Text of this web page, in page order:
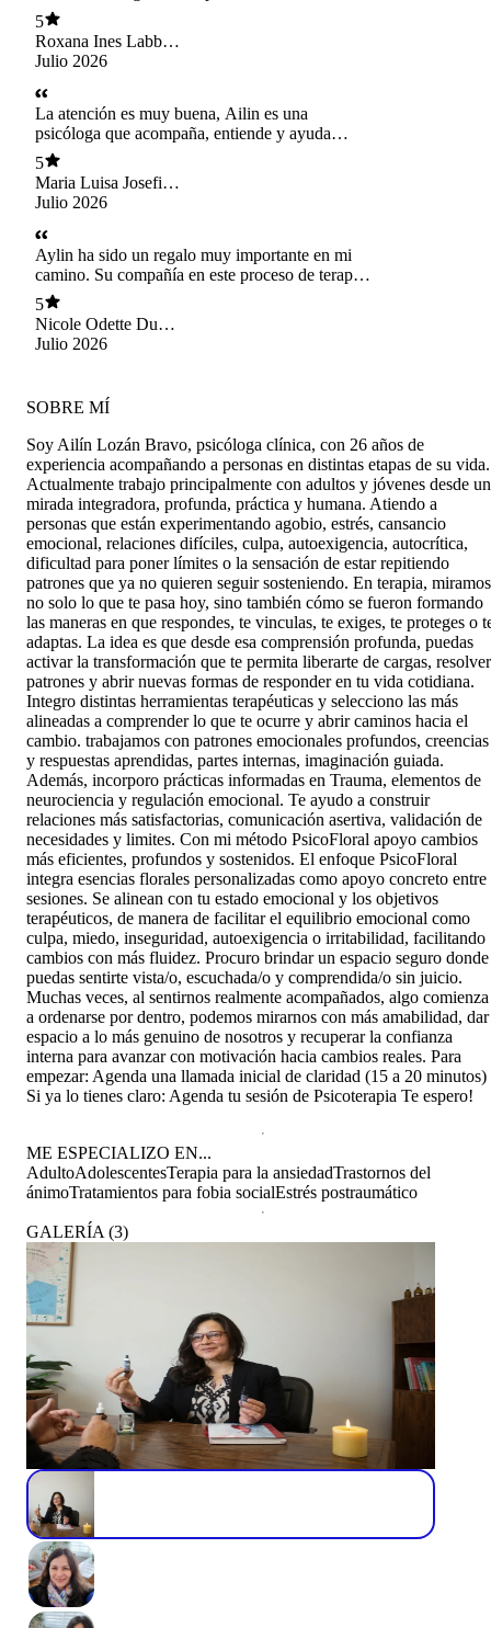
lo que requiero, la recomiendo completamente...
5
Roxana Ines Labbé
Sepulveda
Julio 2026
La atención es muy buena, Ailin es una
psicóloga que acompaña, entiende y ayuda
mucho. Además posee flexibilidad lo que hace
que el proceso sea continuo. Muy
recomendable.
5
Maria Luisa Josefina
Gahona Ro
Julio 2026
Aylin ha sido un regalo muy importante en mi
camino. Su compañía en este proceso de terapia
ha significado mucho más que un espacio para
hablar; ha sido un lugar de contención, de
verdad, de descubrimiento y de mucho
crecimiento. Con ella he podido mirar partes de
conciencia y también más honestidad. Me ha
ayudado a entenderme, a poner en palabras lo
que a veces cuesta tanto ordenar adentro, y a
volver a mí desde un lugar mucho más amable.
Le tengo un cariño y una gratitud muy
profundos, porque su forma de acompañar, con
sensibilidad, calidez y una mirada tan humana,
ha sido muy valiosa para mí. Sin duda ha sido
una guía importante en este camino de
conocerme más, sanar y seguir creciendo. 🩷
5
Nicole Odette Dufey
Fontt
Julio 2026
SOBRE MÍ
Soy Ailín Lozán Bravo, psicóloga clínica, con 26 años de
experiencia acompañando a personas en distintas etapas de su vida.
Actualmente trabajo principalmente con adultos y jóvenes desde
mirada integradora, profunda, práctica y humana. Atiendo a
personas que están experimentando agobio, estrés, cansancio
emocional, relaciones difíciles, culpa, autoexigencia, autocrítica,
dificultad para poner límites o la sensación de estar repitiendo
patrones que ya no quieren seguir sosteniendo. En terapia, miramos
no solo lo que te pasa hoy, sino también cómo se fueron formando
las maneras en que respondes, te vinculas, te exiges, te proteges o
adaptas. La idea es que desde esa comprensión profunda, puedas
activar la transformación que te permita liberarte de cargas, resolver
patrones y abrir nuevas formas de responder en tu vida cotidiana.
Integro distintas herramientas terapéuticas y selecciono las más
alineadas a comprender lo que te ocurre y abrir caminos hacia el
cambio. trabajamos con patrones emocionales profundos, creencias
y respuestas aprendidas, partes internas, imaginación guiada.
Además, incorporo prácticas informadas en Trauma, elementos de
neurociencia y regulación emocional. Te ayudo a construir
relaciones más satisfactorias, comunicación asertiva, validación de
necesidades y limites. Con mi método PsicoFloral apoyo cambios
más eficientes, profundos y sostenidos. El enfoque PsicoFloral
integra esencias florales personalizadas como apoyo concreto entre
sesiones. Se alinean con tu estado emocional y los objetivos
terapéuticos, de manera de facilitar el equilibrio emocional como
culpa, miedo, inseguridad, autoexigencia o irritabilidad, facilitando
cambios con más fluidez. Procuro brindar un espacio seguro donde
puedas sentirte vista/o, escuchada/o y comprendida/o sin juicio.
Muchas veces, al sentirnos realmente acompañados, algo comienza
a ordenarse por dentro, podemos mirarnos con más amabilidad, dar
espacio a lo más genuino de nosotros y recuperar la confianza
interna para avanzar con motivación hacia cambios reales. Para
empezar: Agenda una llamada inicial de claridad (15 a 20 minutos)
Si ya lo tienes claro: Agenda tu sesión de Psicoterapia Te espero!
ME ESPECIALIZO EN...
AdultoAdolescentesTerapia para la ansiedadTrastornos del
ánimoTratamientos para fobia socialEstrés postraumático
GALERÍA (3)